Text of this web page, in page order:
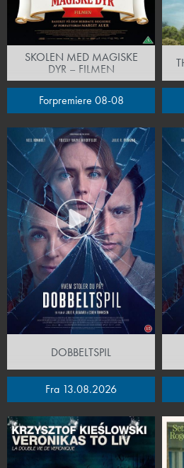
SKOLEN MED MAGISKE
DYR – FILMEN
Forpremiere 08-08
DOBBELTSPIL
Fra 13.08.2026